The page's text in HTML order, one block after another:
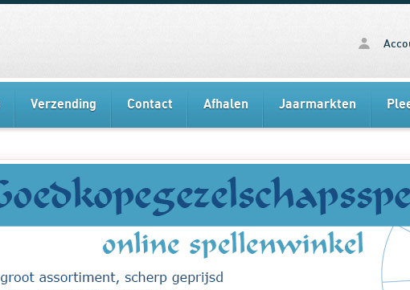
Verzending Contact Afhalen Jaarmarkten